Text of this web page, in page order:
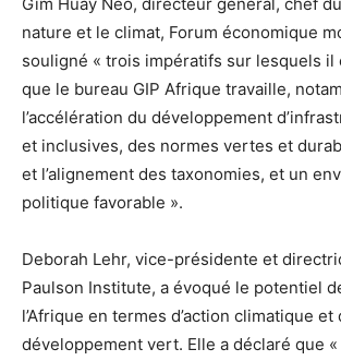
nature et le climat, Forum économique
souligné « trois impératifs sur lesquels il
que le bureau GIP Afrique travaille,
l’accélération du développement
et inclusives, des normes vertes et
et l’alignement des taxonomies, et un
politique favorable ».
Deborah Lehr, vice-présidente et
Paulson Institute, a évoqué le potentiel
l’Afrique en termes d’action climatique et
développement vert. Elle a déclaré que